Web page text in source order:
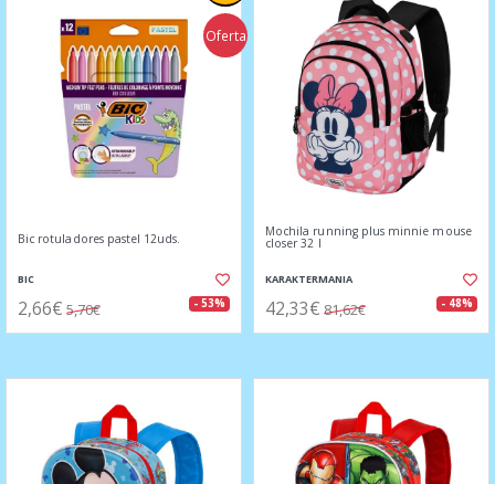
Oferta
Bic rotuladores pastel 12uds.
BIC
2,66€ 5,70€ - 53%
Mochila running plus minnie mouse
closer 32 l
KARAKTERMANIA
42,33€ 81,62€ - 48%